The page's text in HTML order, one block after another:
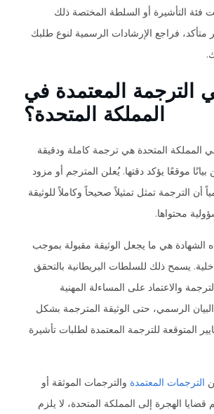
فئة التأشيرة أو السلطة المختصة ذلك
فراجع الإرشادات الرسمية لنوع طلبك
الترجمة المعتمدة في
المملكة المتحدة؟
المملكة المتحدة هي ترجمة كاملة ودقيقة
موقعًا يؤكد دقتها. يُعلن المترجم أو مزود
أن الترجمة تمثل تمثيلاً صحيحاً وكاملاً للوثيقة
محتواها.
الشهادة هي ما يجعل الوثيقة مقبولة بموجب
يسمح ذلك للسلطات البريطانية بالتحقق
والاعتماد على المساءلة المهنية
الرسمي، حتى الوثيقة المترجمة بشكل
المتوقعة للترجمة المعتمدة لطلبات تأشيرة
الترجمات المعتمدة والترجمات الموثقة أو
الهجرة إلى المملكة المتحدة، لا يلزم